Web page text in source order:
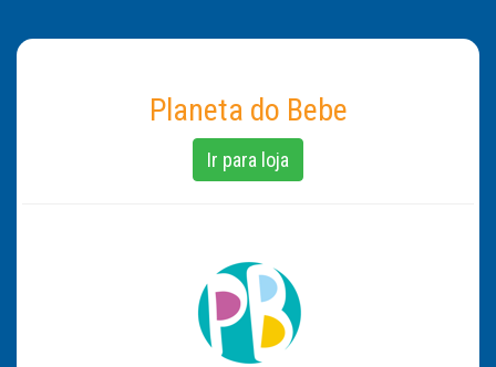
Planeta do Bebe
Ir para loja